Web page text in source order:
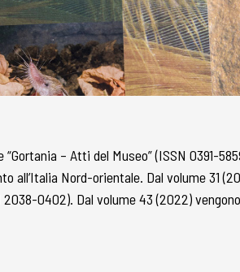
– Atti del Museo” (ISSN
Nord-orientale. Dal volume 31
2038-0402). Dal volume 43 (2022)